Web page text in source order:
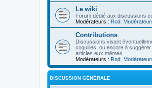
Le wiki
Forum dédié aux discussions
Modérateurs : Rod
Contributions
Discussions visant
coquilles, ou encore à
articles eux mêmes.
Modérateurs : Rod
DISCUSSION GÉNÉRALE